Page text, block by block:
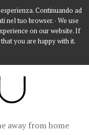
away from home
Continuando ad
tuo browser. · We use
on our website. If
you are happy with it.